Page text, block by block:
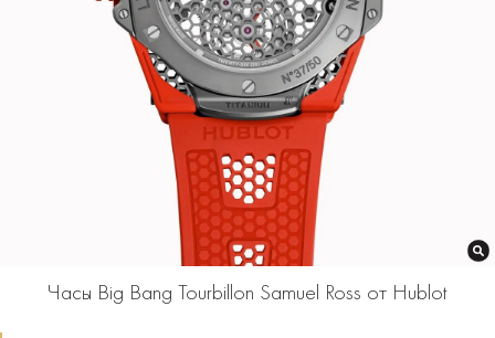
Часы Big Bang Tourbillon Samuel Ross от Hublot